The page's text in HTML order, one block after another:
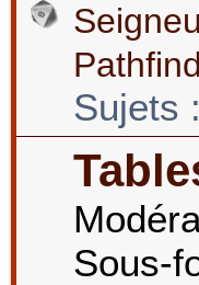
Sujets :
Sous-